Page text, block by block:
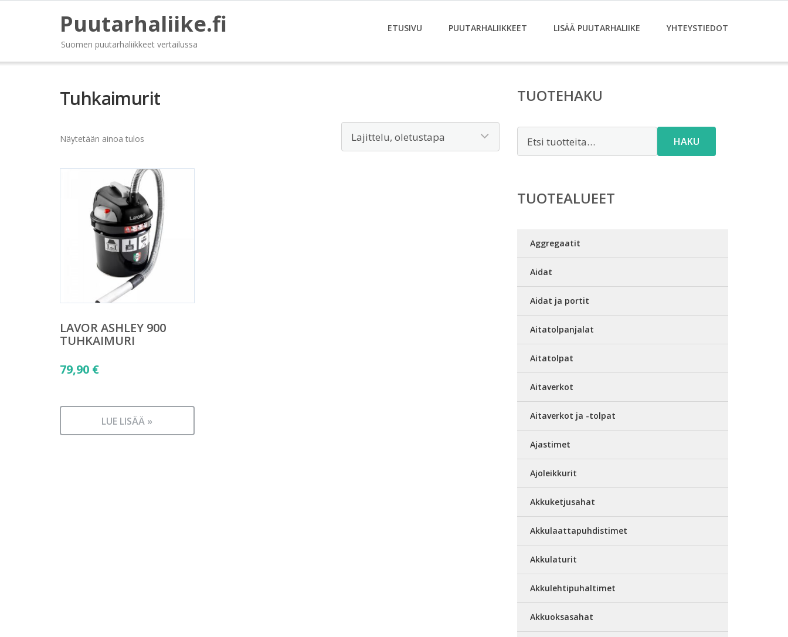
Puutarhaliike.fi
Suomen puutarhaliikkeet vertailussa
ETUSIVU PUUTARHALIIKKEET LISÄÄ PUUTARHALIIKE YHTEYSTIEDOT
Tuhkaimurit
Näytetään ainoa tulos
LAVOR ASHLEY 900
TUHKAIMURI
79,90 €
LUE LISÄÄ »
TUOTEHAKU
HAKU
TUOTEALUEET
Aggregaatit
Aidat
Aidat ja portit
Aitatolpanjalat
Aitatolpat
Aitaverkot
Aitaverkot ja -tolpat
Ajastimet
Ajoleikkurit
Akkuketjusahat
Akkulaattapuhdistimet
Akkulaturit
Akkulehtipuhaltimet
Akkuoksasahat